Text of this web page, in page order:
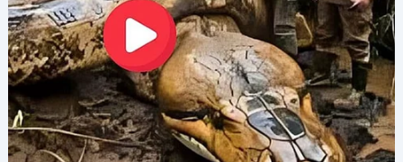
— Простите меня… Простите…
Я обняла её крепко, как в детстве.
— Всё хорошо, милая. Только расскажи, что
произошло.